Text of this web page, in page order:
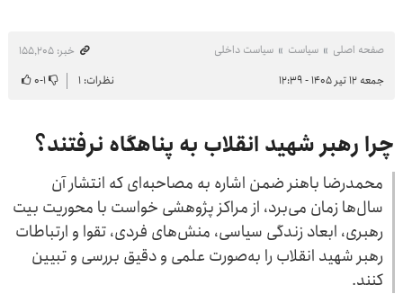
صفحه اصلی سیاست سیاست داخلی
خبر: ۱۵۵٬۲۰۵
جمعه ۱۲ تیر ۱۴۰۵ - ۱۲:۳۹
نظرات: ۱ ۱-۰
چرا رهبر شهید انقلاب به پناهگاه نرفتند؟
محمدرضا باهنر ضمن اشاره به مصاحبه‌ای که انتشار آن
سال‌ها زمان می‌برد، از مراکز پژوهشی خواست با محوریت بیت
رهبری، ابعاد زندگی سیاسی، منش‌های فردی، تقوا و ارتباطات
رهبر شهید انقلاب را به‌صورت علمی و دقیق بررسی و تبیین
کنند.